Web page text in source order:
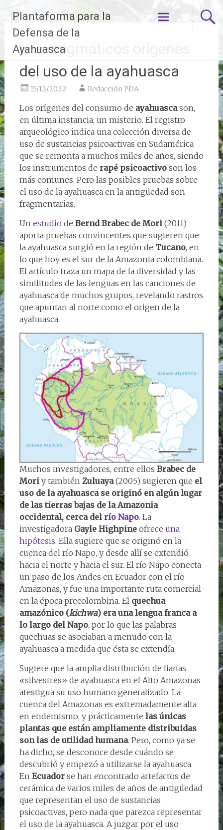
contenido
Plantaforma para la
Defensa de la
Ayahuasca
Los enigmáticos orígenes
del uso de la ayahuasca
15/12/2022 Redacción PDA
Los orígenes del consumo de ayahuascason,
en última instancia, un misterio. El registro
arqueológico indica una colección diversa de
uso de sustancias psicoactivas en Sudamérica
que se remonta a muchos miles de años, siendo
los instrumentos de rapé psicoactivoson los
más comunes. Pero las posibles pruebas sobre
el uso de la ayahuasca en la antigüedad son
fragmentarias.
Un estudio de Bernd Brabec de Mori (2011)
aporta pruebas convincentes que sugieren que
la ayahuasca surgió en la región de Tucano, en
lo que hoy es el sur de la Amazonia colombiana.
El artículo traza un mapa de la diversidad y las
similitudes de las lenguas en las canciones de
ayahuasca de muchos grupos, revelando rastros
que apuntan al norte como el origen de la
ayahuasca.
Muchos investigadores, entre ellos Brabec de
Mori y también Zuluaya(2005) sugieren que el
uso de la ayahuasca se originó en algún lugar
de las tierras bajas de la Amazonia
occidental, cerca delrío Napo. La
investigadora Gayle Highpineofrece una
hipótesis. Ella sugiere que se originó en la
cuenca del río Napo, y desde allí se extendió
hacia el norte y hacia el sur. El río Napo conecta
un paso de los Andes en Ecuador con el río
Amazonas, y fue una importante ruta comercial
en la época precolombina. El quechua
amazónico (kichwa) era una lengua franca a
lo largo del Napo, por lo que las palabras
quechuas se asociaban a menudo con la
ayahuasca a medida que ésta se extendía.
Sugiere que la amplia distribución de lianas
«silvestres» de ayahuasca en el Alto Amazonas
atestigua su uso humano generalizado. La
cuenca del Amazonas es extremadamente alta
en endemismo, y prácticamente las únicas
plantas que están ampliamente distribuidas
son las de utilidad humana. Pero, como ya se
ha dicho, se desconoce desde cuándo se
descubrió y empezó a utilizarse la ayahuasca.
En Ecuadorse han encontrado artefactos de
cerámica de varios miles de años de antigüedad
que representan el uso de sustancias
psicoactivas, pero nada que parezca representar
el uso de la ayahuasca. A juzgar por el uso